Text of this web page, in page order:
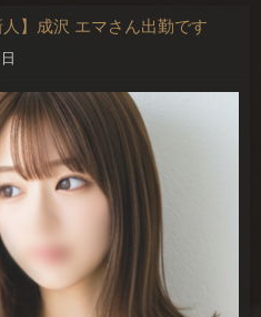
】成沢 エマさん出勤です